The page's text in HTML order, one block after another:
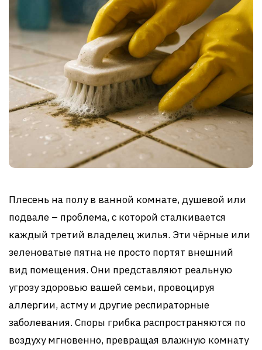
Плесень на полу в ванной комнате, душевой или
подвале – проблема, с которой сталкивается
каждый третий владелец жилья. Эти чёрные или
зеленоватые пятна не просто портят внешний
вид помещения. Они представляют реальную
угрозу здоровью вашей семьи, провоцируя
аллергии, астму и другие респираторные
заболевания. Споры грибка распространяются по
воздуху мгновенно, превращая влажную комнату